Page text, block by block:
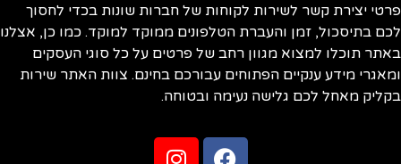
פרטי יצירת קשר לשירות לקוחות של חברות שונות בכדי לחסוך
לכם בתיסכול, זמן והעברת הטלפונים ממוקד למוקד. כמו כן, אצלנו
באתר תוכלו למצוא מגוון רחב של פרטים על כל סוגי העסקים
ומאגרי מידע ענקיים הפתוחים עבורכם בחינם. צוות האתר שירות
בקליק מאחל לכם גלישה נעימה ובטוחה.